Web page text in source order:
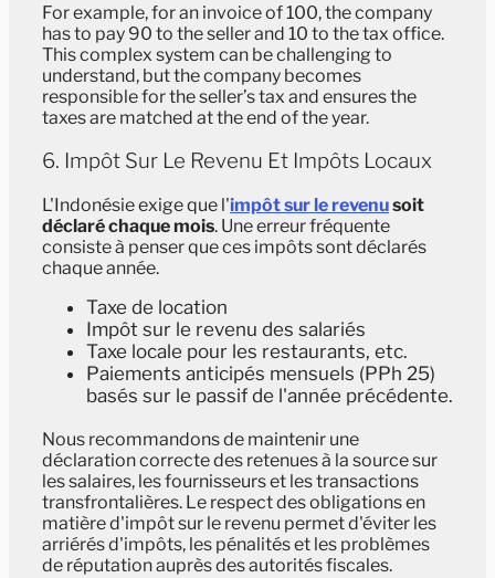
For example, for an invoice of 100, the company
has to pay 90 to the seller and 10 to the tax office.
This complex system can be challenging to
understand, but the company becomes
responsible for the seller’s tax and ensures the
taxes are matched at the end of the year.
6. Impôt Sur Le Revenu Et Impôts Locaux
L'Indonésie exige que l'impôt sur le revenusoit
déclaré chaque mois. Une erreur fréquente
consiste à penser que ces impôts sont déclarés
chaque année.
Taxe de location
Impôt sur le revenu des salariés
Taxe locale pour les restaurants, etc.
Paiements anticipés mensuels (PPh 25)
basés sur le passif de l'année précédente.
Nous recommandons de maintenir une
déclaration correcte des retenues à la source sur
les salaires, les fournisseurs et les transactions
transfrontalières. Le respect des obligations en
matière d'impôt sur le revenu permet d'éviter les
arriérés d'impôts, les pénalités et les problèmes
de réputation auprès des autorités fiscales.